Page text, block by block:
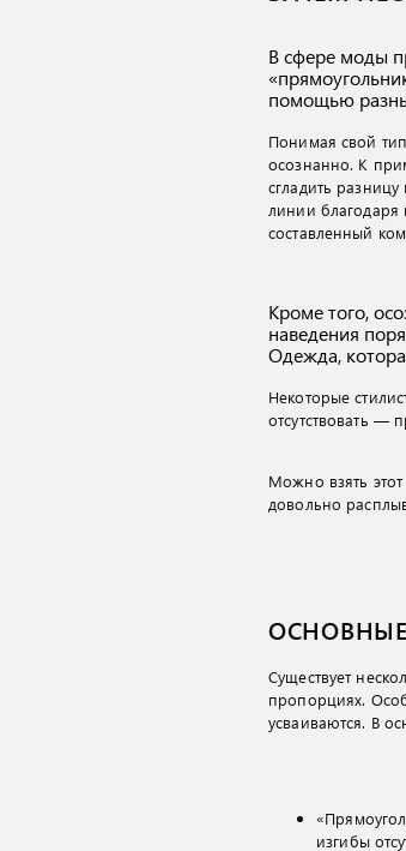
В сфере моды
помощью
Понимая свой
осознанно. К
сгладить
линии благодаря
составленный
Кроме того,
наведения
Одежда,
Некоторые
отсутствовать —
Можно взять
довольно
Существует
пропорциях.
усваиваются. В
изгибы